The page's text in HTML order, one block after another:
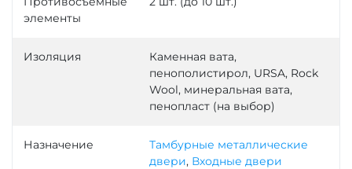
элементы
Изоляция
Каменная вата,
пенополистирол, URSA, Rock
Wool, минеральная вата,
пенопласт (на выбор)
Назначение
Тамбурные металлические
двери, Входные двери